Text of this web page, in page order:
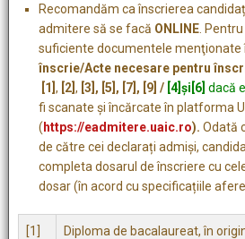
Recomandăm ca înscrierea
admitere să se facă ONLINE.
suficiente documentele menţionate
înscrie/Acte necesare pentru
[1], [2], [3] , [5], [7], [9] / [4]şi[6] dacă
fi scanate şi încărcate în platforma
(https://eadmitere.uaic.ro). Odată
de către cei declarați admiși,
completa dosarul de înscriere cu
dosar (în acord cu specificațiile
[1] Diploma de bacalaureat, în